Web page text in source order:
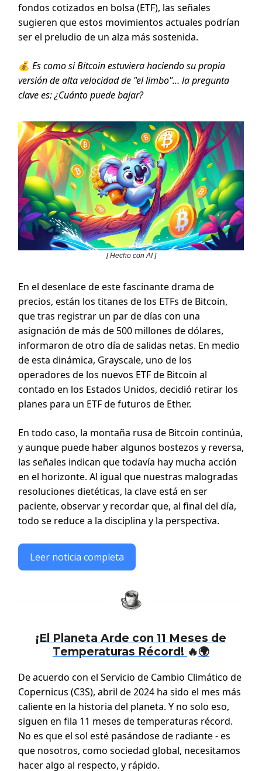
fondos cotizados en bolsa (ETF), las señales
sugieren que estos movimientos actuales podrían
ser el preludio de un alza más sostenida.
💰 Es como si Bitcoin estuviera haciendo su propia
versión de alta velocidad de "el limbo"… la pregunta
clave es: ¿Cuánto puede bajar?
[ Hecho con AI ]
En el desenlace de este fascinante drama de
precios, están los titanes de los ETFs de Bitcoin,
que tras registrar un par de días con una
asignación de más de 500 millones de dólares,
informaron de otro día de salidas netas. En medio
de esta dinámica, Grayscale, uno de los
operadores de los nuevos ETF de Bitcoin al
contado en los Estados Unidos, decidió retirar los
planes para un ETF de futuros de Ether.
En todo caso, la montaña rusa de Bitcoin continúa,
y aunque puede haber algunos bostezos y reversa,
las señales indican que todavía hay mucha acción
en el horizonte. Al igual que nuestras malogradas
resoluciones dietéticas, la clave está en ser
paciente, observar y recordar que, al final del día,
todo se reduce a la disciplina y la perspectiva.
Leer noticia completa
¡El Planeta Arde con 11 Meses de
Temperaturas Récord! 🔥🌍
De acuerdo con el Servicio de Cambio Climático de
Copernicus (C3S), abril de 2024 ha sido el mes más
caliente en la historia del planeta. Y no solo eso,
siguen en fila 11 meses de temperaturas récord.
No es que el sol esté pasándose de radiante - es
que nosotros, como sociedad global, necesitamos
hacer algo al respecto, y rápido.